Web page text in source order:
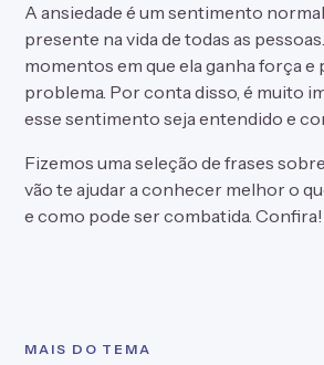
A ansiedade é um sentimento
presente na vida de todas as
momentos em que ela ganha força e
problema. Por conta disso, é muito
esse sentimento seja entendido e
Fizemos uma seleção de frases
vão te ajudar a conhecer melhor o
e como pode ser combatida. Confira!
MAIS DO TEMA